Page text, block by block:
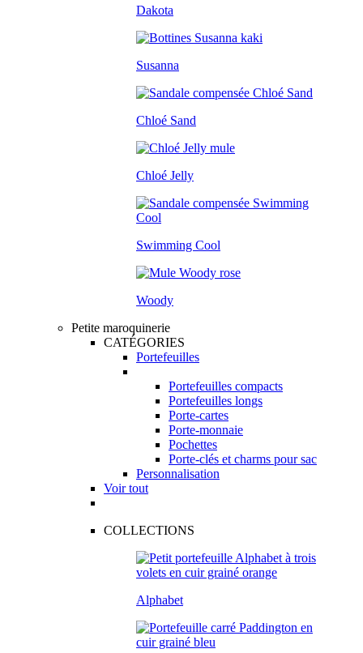
Dakota
Susanna
Chloé Sand
Chloé Jelly
Swimming Cool
Woody
Petite maroquinerie
CATÉGORIES
Portefeuilles
Portefeuilles compacts
Portefeuilles longs
Porte-cartes
Porte-monnaie
Pochettes
Porte-clés et charms pour sac
Personnalisation
Voir tout
COLLECTIONS
Alphabet